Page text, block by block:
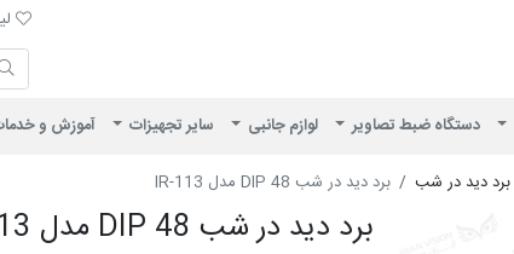
دستگاه ضبط تصاویر لوازم جانبی سایر تجهیزات آموزش و
برد دید در شب برد دید در شب DIP 48 مدل IR-113
برد دید در شب DIP 48 مدل IR-113